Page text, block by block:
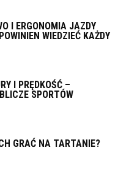
I ERGONOMIA JAZDY
WIEDZIEĆ KAŻDY
I PRĘDKOŚĆ –
SPORTÓW
GRAĆ NA TARTANIE?